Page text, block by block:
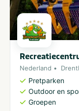
Nederland
Pretparken
Outdoor en
Groepen